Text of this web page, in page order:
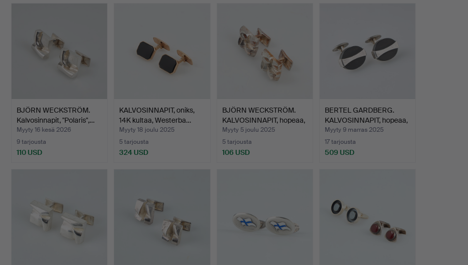
BJÖRN WECKSTRÖM.
Kalvosinnapit, "Polaris",…
Myyty 16 kesä 2026
9 tarjousta
110 USD
KALVOSINNAPIT, oniks,
14K kultaa, Westerba…
Myyty 18 joulu 2025
5 tarjousta
324 USD
BJÖRN WECKSTRÖM.
KALVOSINNAPIT, hopeaa,
La…
Myyty 5 joulu 2025
5 tarjousta
106 USD
BERTEL GARDBERG.
KALVOSINNAPIT, hopeaa,
ja…
Myyty 9 marras 2025
17 tarjousta
509 USD